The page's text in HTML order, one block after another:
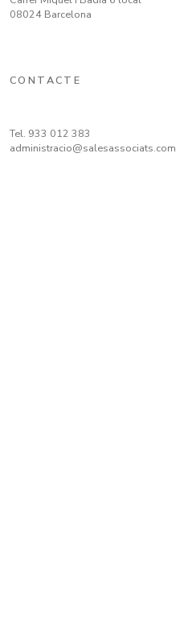
08024 Barcelona
CONTACTE
Tel. 933 012 383
administracio@salesassociats.com